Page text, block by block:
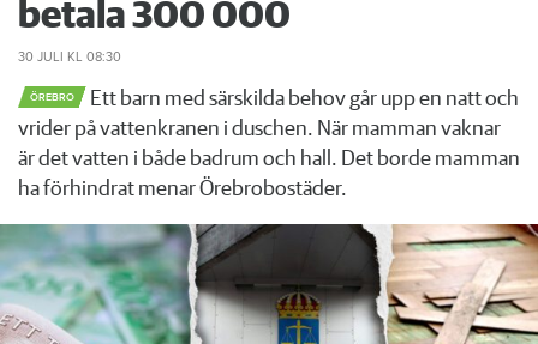
betala 300 000
30 JULI KL 08:30
ÖREBRO
Ett barn med särskilda behov går upp en natt och
vrider på vattenkranen i duschen. När mamman vaknar
är det vatten i både badrum och hall. Det borde mamman
ha förhindrat menar Örebrobostäder.